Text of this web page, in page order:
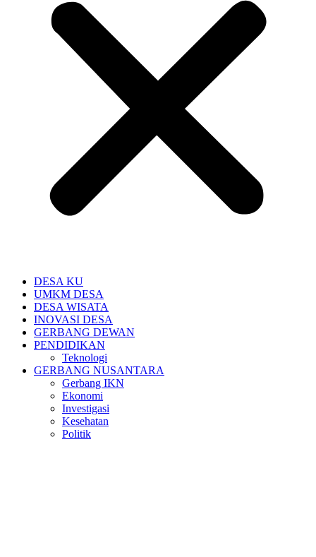
DESA KU
UMKM DESA
DESA WISATA
INOVASI DESA
GERBANG DEWAN
PENDIDIKAN
Teknologi
GERBANG NUSANTARA
Gerbang IKN
Ekonomi
Investigasi
Kesehatan
Politik